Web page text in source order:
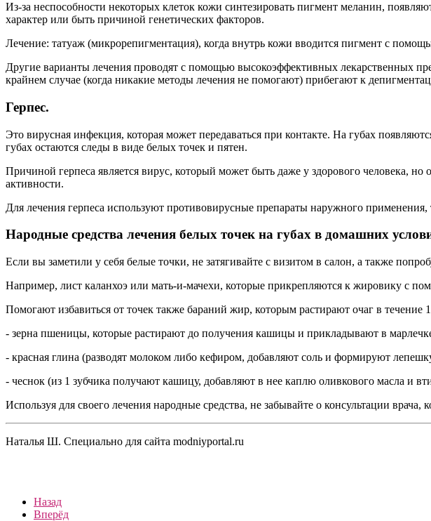
Из-за неспособности некоторых клеток кожи синтезировать пигмент меланин,
характер или быть причиной генетических факторов.
Лечение: татуаж (микрорепигментация), когда внутрь кожи вводится пигмент с
Другие варианты лечения проводят с помощью высокоэффективных лекарственных
крайнем случае (когда никакие методы лечения не помогают) прибегают к
Герпес.
Это вирусная инфекция, которая может передаваться при контакте. На губах
губах остаются следы в виде белых точек и пятен.
Причиной герпеса является вирус, который может быть даже у здорового человека,
активности.
Для лечения герпеса используют противовирусные препараты наружного применения,
Народные средства лечения белых точек на губах в домашних
Если вы заметили у себя белые точки, не затягивайте с визитом в салон, а также
Например, лист каланхоэ или мать-и-мачехи, которые прикрепляются к жировику с
Помогают избавиться от точек также бараний жир, которым растирают очаг в течение
- зерна пшеницы, которые растирают до получения кашицы и прикладывают в
- красная глина (разводят молоком либо кефиром, добавляют соль и формируют
- чеснок (из 1 зубчика получают кашицу, добавляют в нее каплю оливкового масла и
Используя для своего лечения народные средства, не забывайте о консультации
Наталья Ш. Специально для сайта modniyportal.ru
Назад
Вперёд